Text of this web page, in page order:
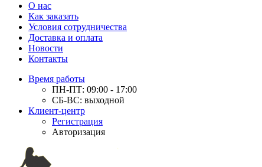
О нас
Как заказать
Условия сотрудничества
Доставка и оплата
Новости
Контакты
Время работы
ПН-ПТ: 09:00 - 17:00
СБ-ВС: выходной
Клиент-центр
Регистрация
Авторизация